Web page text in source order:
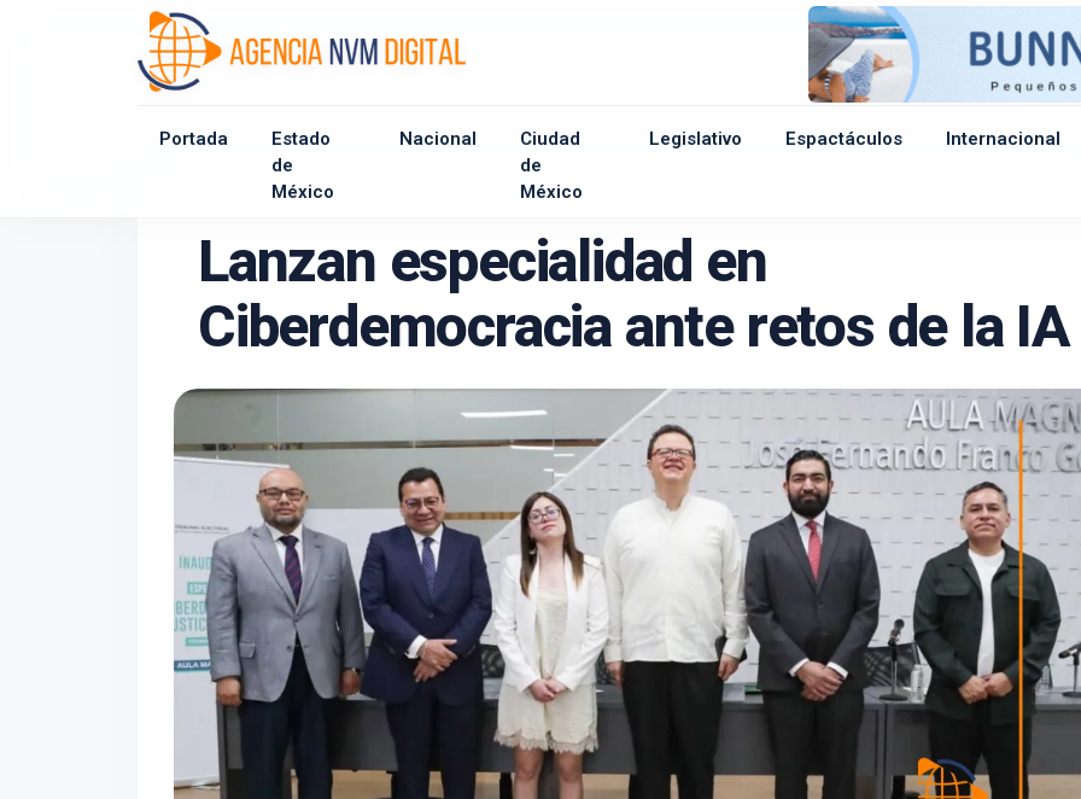
Portada
Estado
de
México
Nacional
Ciudad
de
México
Legislativo Espactáculos Internacional
Lanzan especialidad en
Ciberdemocracia ante retos de la IA